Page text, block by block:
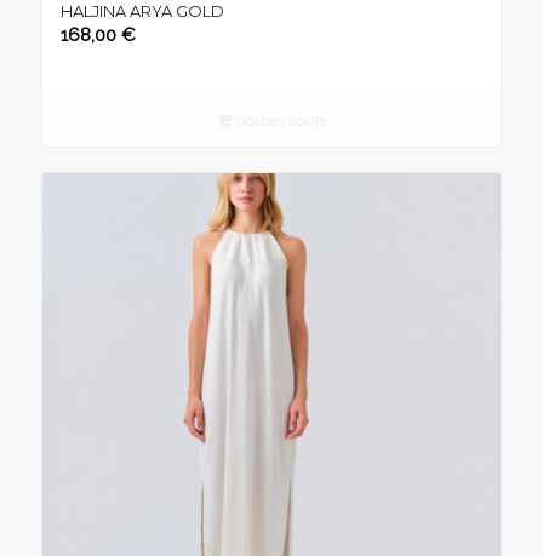
HALJINA ARYA GOLD
168,00 €